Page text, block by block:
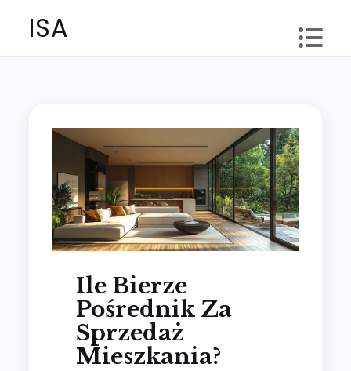
ISA
Ile Bierze
Pośrednik Za
Sprzedaż
Mieszkania?